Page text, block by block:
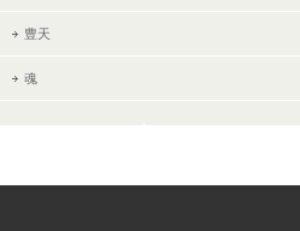
豊天
魂